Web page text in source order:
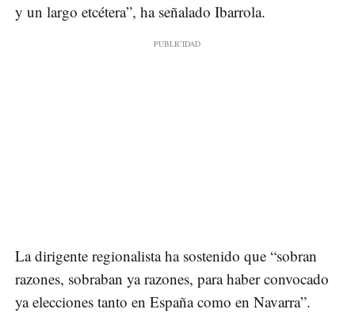
y un largo etcétera”, ha señalado Ibarrola.
La dirigente regionalista ha sostenido que “sobran
razones, sobraban ya razones, para haber convocado
ya elecciones tanto en España como en Navarra”.